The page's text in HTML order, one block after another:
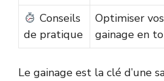
Conseils
de pratique
Optimiser
gainage en
Le gainage est la clé d’une